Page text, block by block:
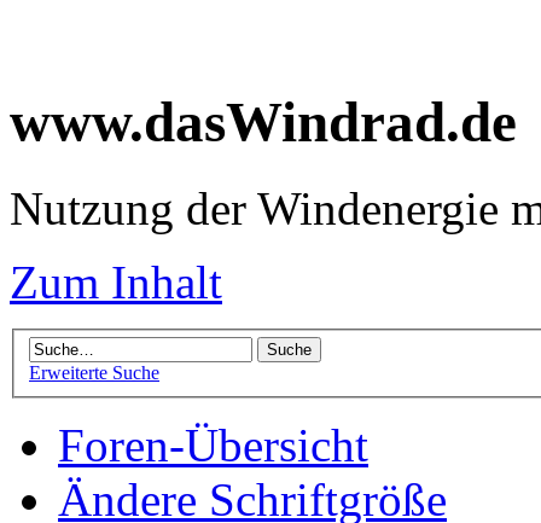
www.dasWindrad.de
Nutzung der Windenergie
Zum Inhalt
Erweiterte Suche
Foren-Übersicht
Ändere Schriftgröße